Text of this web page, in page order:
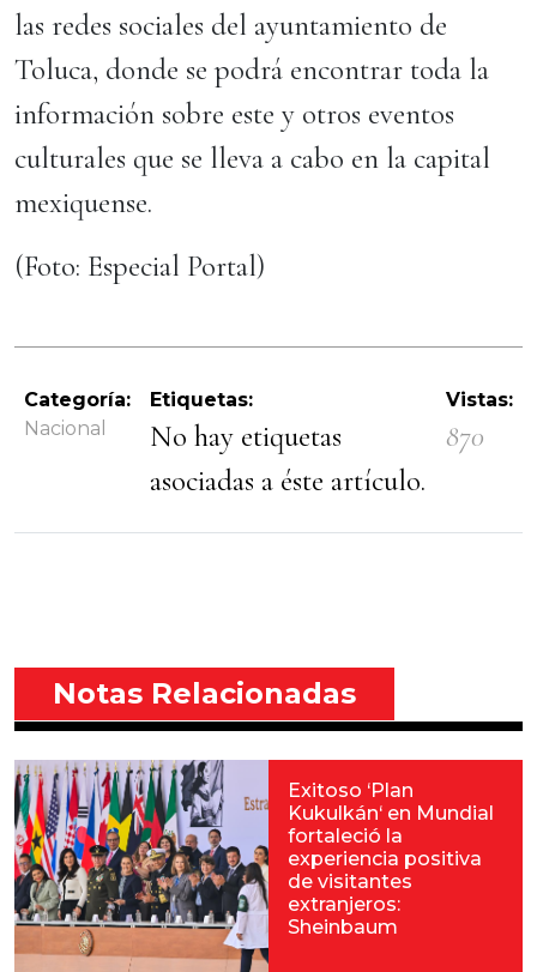
las redes sociales del ayuntamiento de
Toluca, donde se podrá encontrar toda la
información sobre este y otros eventos
culturales que se lleva a cabo en la capital
mexiquense.
(Foto: Especial Portal)
Categoría:
Nacional
Etiquetas:
No hay etiquetas
asociadas a éste artículo.
Vistas:
870
Notas Relacionadas
Exitoso ‘Plan
Kukulkán‘ en Mundial
fortaleció la
experiencia positiva
de visitantes
extranjeros:
Sheinbaum